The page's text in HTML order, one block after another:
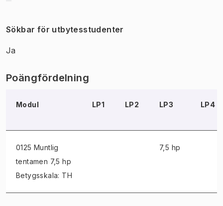
Sökbar för utbytesstudenter
Ja
Poängfördelning
Modul LP1 LP2 LP3 LP4
0125 Muntlig
tentamen 7,5 hp
Betygsskala: TH
7,5 hp